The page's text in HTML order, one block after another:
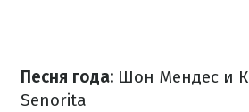
Песня года: Шон Мендес и
Senorita